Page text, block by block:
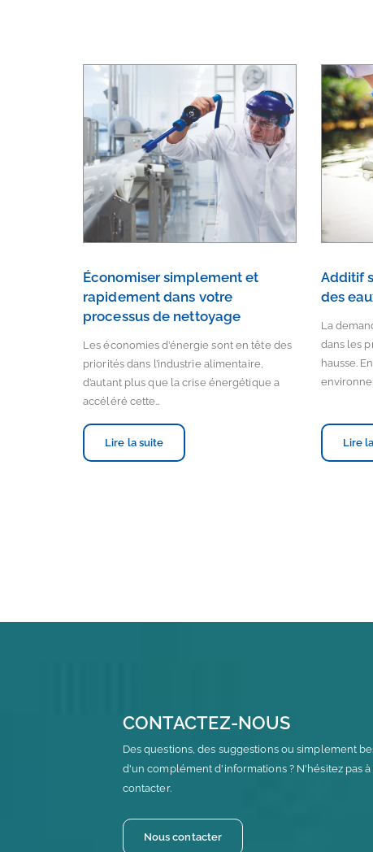
Économiser simplement et
rapidement dans votre
processus de nettoyage
Les économies d’énergie sont en tête des
priorités dans l’industrie alimentaire,
d’autant plus que la crise énergétique a
accéléré cette…
Lire la suite
Additif
des
La
dans les
hausse.
Lire
CONTACTEZ-NOUS
Des questions, des suggestions ou simplement
d'un complément d'informations ? N'hésitez pas à
contacter.
Nous contacter